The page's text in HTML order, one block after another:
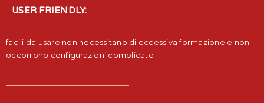
USER FRIENDLY:
facili da usare non necessitano di eccessiva formazione e non
occorrono configurazioni complicate